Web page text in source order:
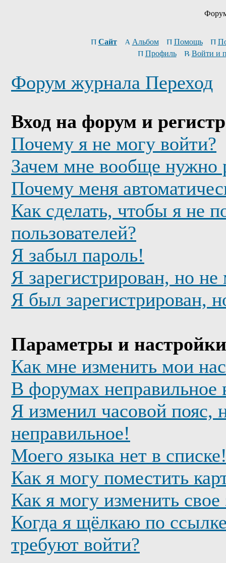
Сайт Альбом Помощь
Профиль
Войти и
Форум журнала Переход
Вход на форум и
Почему я не могу войти?
Зачем мне вообще нужно
Почему меня
Как сделать, чтобы я не
пользователей?
Я забыл пароль!
Я зарегистрирован, но
Я был зарегистрирован,
Параметры и настройки
Как мне изменить мои
В форумах неправильное
Я изменил часовой пояс,
неправильное!
Моего языка нет в
Как я могу поместить
Как я могу изменить свое
Когда я щёлкаю по
требуют войти?